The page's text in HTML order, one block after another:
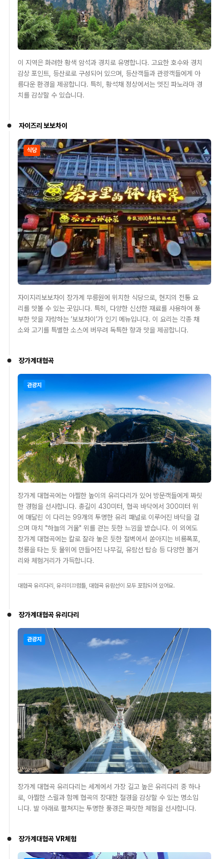
이 지역은 화려한 황색 암석과 경치로 유명합니다. 고요한 호수와 경치
감상 포인트, 등산로로 구성되어 있으며, 등산객들과 관광객들에게 아
름다운 환경을 제공합니다. 특히, 황석채 정상에서는 멋진 파노라마 경
치를 감상할 수 있습니다.
자이즈리 보보차이
식당
자이지리보보차이 장가계 무릉원에 위치한 식당으로, 현지의 전통 요
리를 맛볼 수 있는 곳입니다. 특히, 다양한 신선한 재료를 사용하여 풍
부한 맛을 자랑하는 ’보보차이’가 인기 메뉴입니다. 이 요리는 각종 채
소와 고기를 특별한 소스에 버무려 독특한 향과 맛을 제공합니다.
장가계대협곡
관광지
장가계 대협곡에는 아찔한 높이의 유리다리가 있어 방문객들에게 짜릿
한 경험을 선사합니다. 총길이 430미터, 협곡 바닥에서 300미터 위
에 매달린 이 다리는 99개의 투명한 유리 패널로 이루어진 바닥을 걸
으며 마치 "하늘의 거울" 위를 걷는 듯한 느낌을 받습니다. 이 외에도
장가계 대협곡에는 칼로 잘라 놓은 듯한 절벽에서 쏟아지는 비룡폭포,
청룡을 타는 듯 물위에 만들어진 나무길, 유람선 탑승 등 다양한 볼거
리와 체험거리가 가득합니다.
대협곡 유리다리, 유리미끄럼틀, 대협곡 유람선이 모두 포함되어 있어요.
장가계대협곡 유리다리
관광지
장가계 대협곡 유리다리는 세계에서 가장 길고 높은 유리다리 중 하나
로, 아찔한 스릴과 함께 협곡의 장대한 절경을 감상할 수 있는 명소입
니다. 발 아래로 펼쳐지는 투명한 풍경은 짜릿한 체험을 선사합니다.
장가계대협곡 VR체험